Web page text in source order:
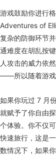
游戏鼓励你进行
Adventures of
复杂的防御环节
通难度在胡乱按
人攻击的威力依
——所以随着游戏
如果你玩过 7 月
就赋予了你自由
个体验。你不仅
快速旅行，这是
数情况下，如果